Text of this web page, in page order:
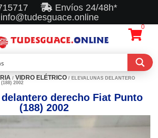
Envíos 24/48h*
info@tudesguace.online
0
/ VIDRO ELÉTRICO / ELEVALUNAS DELANTERO
2002
derecho Fiat Punto
(188) 2002